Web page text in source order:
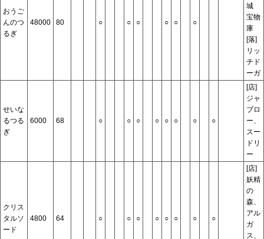
おうご
んのつ
るぎ
48000 80 ○ ○ ○ ○ ○ ○
城
宝物
庫
[落]
リッ
チド
ーガ
せいな
るつる
ぎ
6000 68 ○ ○ ○ ○ ○ ○ ○ ○
[店]
ジャ
ブロ
ー、
スー
ドリ
ー
クリス
タルソ
ード
4800 64 ○ ○ ○ ○ ○ ○ ○ ○
[店]
妖精
の
森、
アル
ガ
ス、